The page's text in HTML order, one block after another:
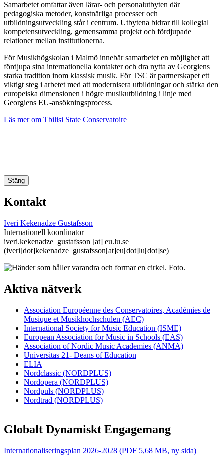
Samarbetet omfattar även lärar- och personalutbyten där
pedagogiska metoder, konstnärliga processer och
utbildningsutveckling står i centrum. Utbytena bidrar till kollegial
kompetensutveckling, gemensamma projekt och fördjupade
relationer mellan institutionerna.
För Musikhögskolan i Malmö innebär samarbetet en möjlighet att
fördjupa sina internationella kontakter och dra nytta av Georgiens
starka tradition inom klassisk musik. För TSC är partnerskapet ett
viktigt steg i arbetet med att modernisera utbildningar och stärka den
europeiska dimensionen i högre musikutbildning i linje med
Georgiens EU-ansökningsprocess.
Läs mer om Tbilisi State Conservatoire
Stäng
Kontakt
Iveri Kekenadze Gustafsson
Internationell koordinator
iveri.kekenadze_gustafsson [at] eu.lu.se
(iveri[dot]kekenadze_gustafsson[at]eu[dot]lu[dot]se)
Aktiva nätverk
Association Européenne des Conservatoires, Académies de
Musique et Musikhochschulen (AEC)
International Society for Music Education (ISME)
European Association for Music in Schools (EAS)
Association of Nordic Music Academies (ANMA)
Universitas 21- Deans of Education
ELIA
Nordclassic (NORDPLUS)
Nordopera (NORDPLUS)
Nordpuls (NORDPLUS)
Nordtrad (NORDPLUS)
Globalt Dynamiskt Engagemang
Internationaliseringsplan 2026-2028 (PDF 5,68 MB, ny sida)